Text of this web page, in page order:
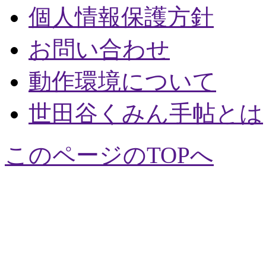
個人情報保護方針
お問い合わせ
動作環境について
世田谷くみん手帖とは
このページのTOPへ